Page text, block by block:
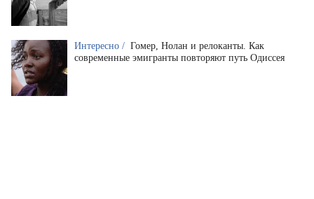
Интересно / Гомер, Нолан и релоканты. Как
современные эмигранты повторяют путь Одиссея